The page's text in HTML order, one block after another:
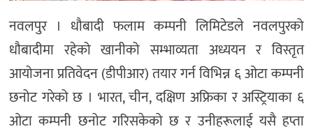
नवलपुर । धौबादी फलाम कम्पनी लिमिटेडले नवलपुरको
धौबादीमा रहेको खानीको सम्भाव्यता अध्ययन र विस्तृत
आयोजना प्रतिवेदन (डीपीआर) तयार गर्न विभिन्न ६ ओटा कम्पनी
छनोट गरेको छ । भारत, चीन, दक्षिण अफ्रिका र अस्ट्रियाका ६
ओटा कम्पनी छनोट गरिसकेको छ र उनीहरूलाई यसै हप्ता